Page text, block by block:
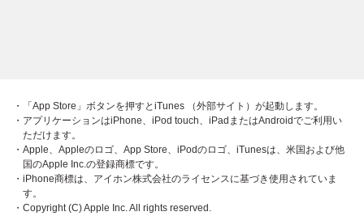
・「App Store」ボタンを押すとiTunes （外部サイト）が起動します。
・アプリケーションはiPhone、iPod touch、iPadまたはAndroidでご利用い
ただけます。
・Apple、Appleのロゴ、App Store、iPodのロゴ、iTunesは、米国および他
国のApple Inc.の登録商標です。
・iPhone商標は、アイホン株式会社のライセンスに基づき使用されていま
す。
・Copyright (C) Apple Inc. All rights reserved.